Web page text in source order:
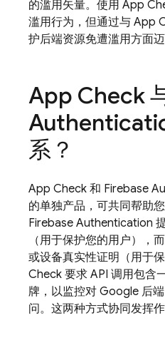
的滥用矢量。使用 App
滥用行为，但通过与 App
护后端资源免遭滥用方面迈
App Check
系？
App Check 和 Firebase
的单独产品，可共同帮助
Firebase Authentication
（用于保护您的用户），而
或设备真实性证明（用于
Check 要求 API 调用包含
牌，以监控对 Google 后
问。这两种方式协同发挥